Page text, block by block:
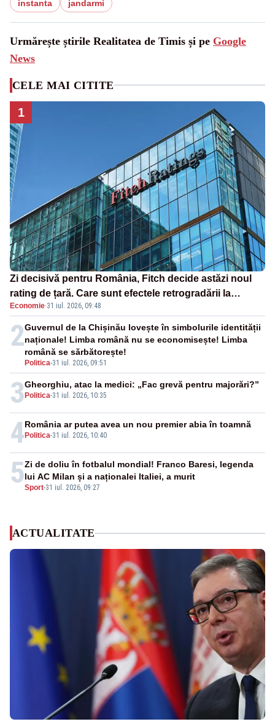
instanta jandarmi
Urmărește știrile Realitatea de Timis și pe Google
News
CELE MAI CITITE
1
Zi decisivă pentru România, Fitch decide astăzi noul
rating de țară. Care sunt efectele retrogradării la
categoria „junk”
Economie·31 iul. 2026, 09:48
2
Politica-31 iul. 2026, 09:51
Guvernul de la Chișinău lovește în simbolurile identității
naționale! Limba română nu se economisește! Limba
română se sărbătorește!
3 Politica-31 iul. 2026, 10:35
Gheorghiu, atac la medici: „Fac grevă pentru majorări?”
4 Politica-31 iul. 2026, 10:40
România ar putea avea un nou premier abia în toamnă
5Sport-31 iul. 2026, 09:27
Zi de doliu în fotbalul mondial! Franco Baresi, legenda
lui AC Milan și a naționalei Italiei, a murit
ACTUALITATE